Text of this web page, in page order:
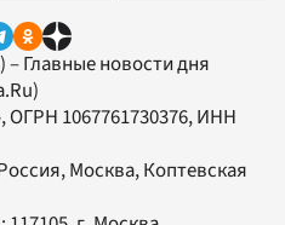
– Главные новости дня
, ОГРН 1067761730376, ИНН
Москва, Коптевская